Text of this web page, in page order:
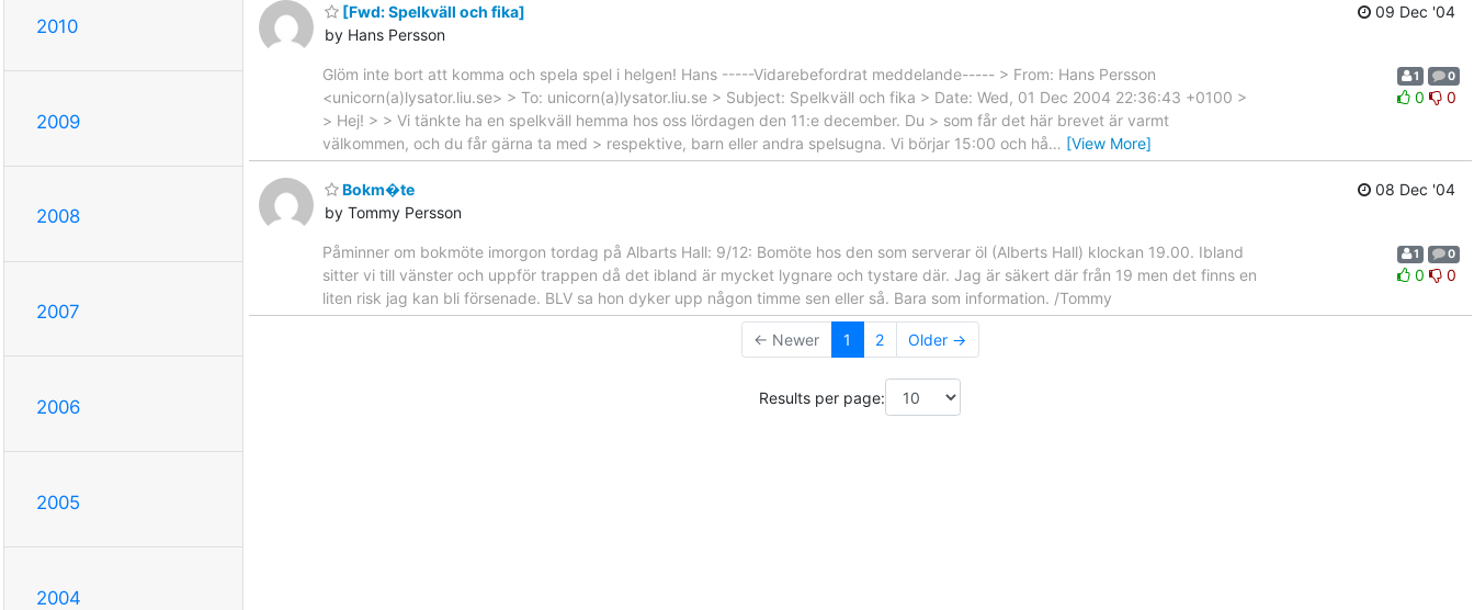
2010
2009
2008
2007
2006
2005
2004
[Fwd: Spelkväll och fika]
by Hans Persson
09 Dec '04
Glöm inte bort att komma och spela spel i helgen! Hans -----Vidarebefordrat meddelande----- > From: Hans Persson
<unicorn(a)lysator.liu.se> > To: unicorn(a)lysator.liu.se > Subject: Spelkväll och fika > Date: Wed, 01 Dec 2004 22:36:43 +0100 >
> Hej! > > Vi tänkte ha en spelkväll hemma hos oss lördagen den 11:e december. Du > som får det här brevet är varmt
välkommen, och du får gärna ta med > respektive, barn eller andra spelsugna. Vi börjar 15:00 och hå… [View More]
1 0
0 0
Bokm�te
by Tommy Persson
08 Dec '04
Påminner om bokmöte imorgon tordag på Albarts Hall: 9/12: Bomöte hos den som serverar öl (Alberts Hall) klockan 19.00. Ibland
sitter vi till vänster och uppför trappen då det ibland är mycket lygnare och tystare där. Jag är säkert där från 19 men det finns en
liten risk jag kan bli försenade. BLV sa hon dyker upp någon timme sen eller så. Bara som information. /Tommy
1 0
0 0
← Newer 1 2 Older →
Results per page: